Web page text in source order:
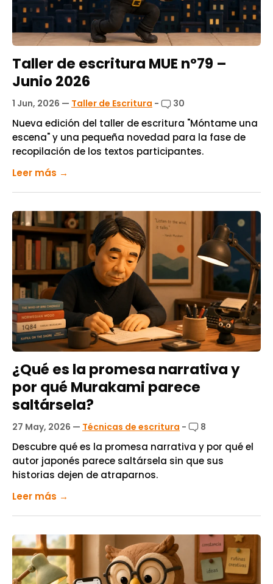
Taller de escritura MUE nº79 –
Junio 2026
1 Jun, 2026 — Taller de Escritura - 30
Nueva edición del taller de escritura "Móntame una
escena" y una pequeña novedad para la fase de
recopilación de los textos participantes.
Leer más →
¿Qué es la promesa narrativa y
por qué Murakami parece
saltársela?
27 May, 2026 — Técnicas de escritura - 8
Descubre qué es la promesa narrativa y por qué el
autor japonés parece saltársela sin que sus
historias dejen de atraparnos.
Leer más →